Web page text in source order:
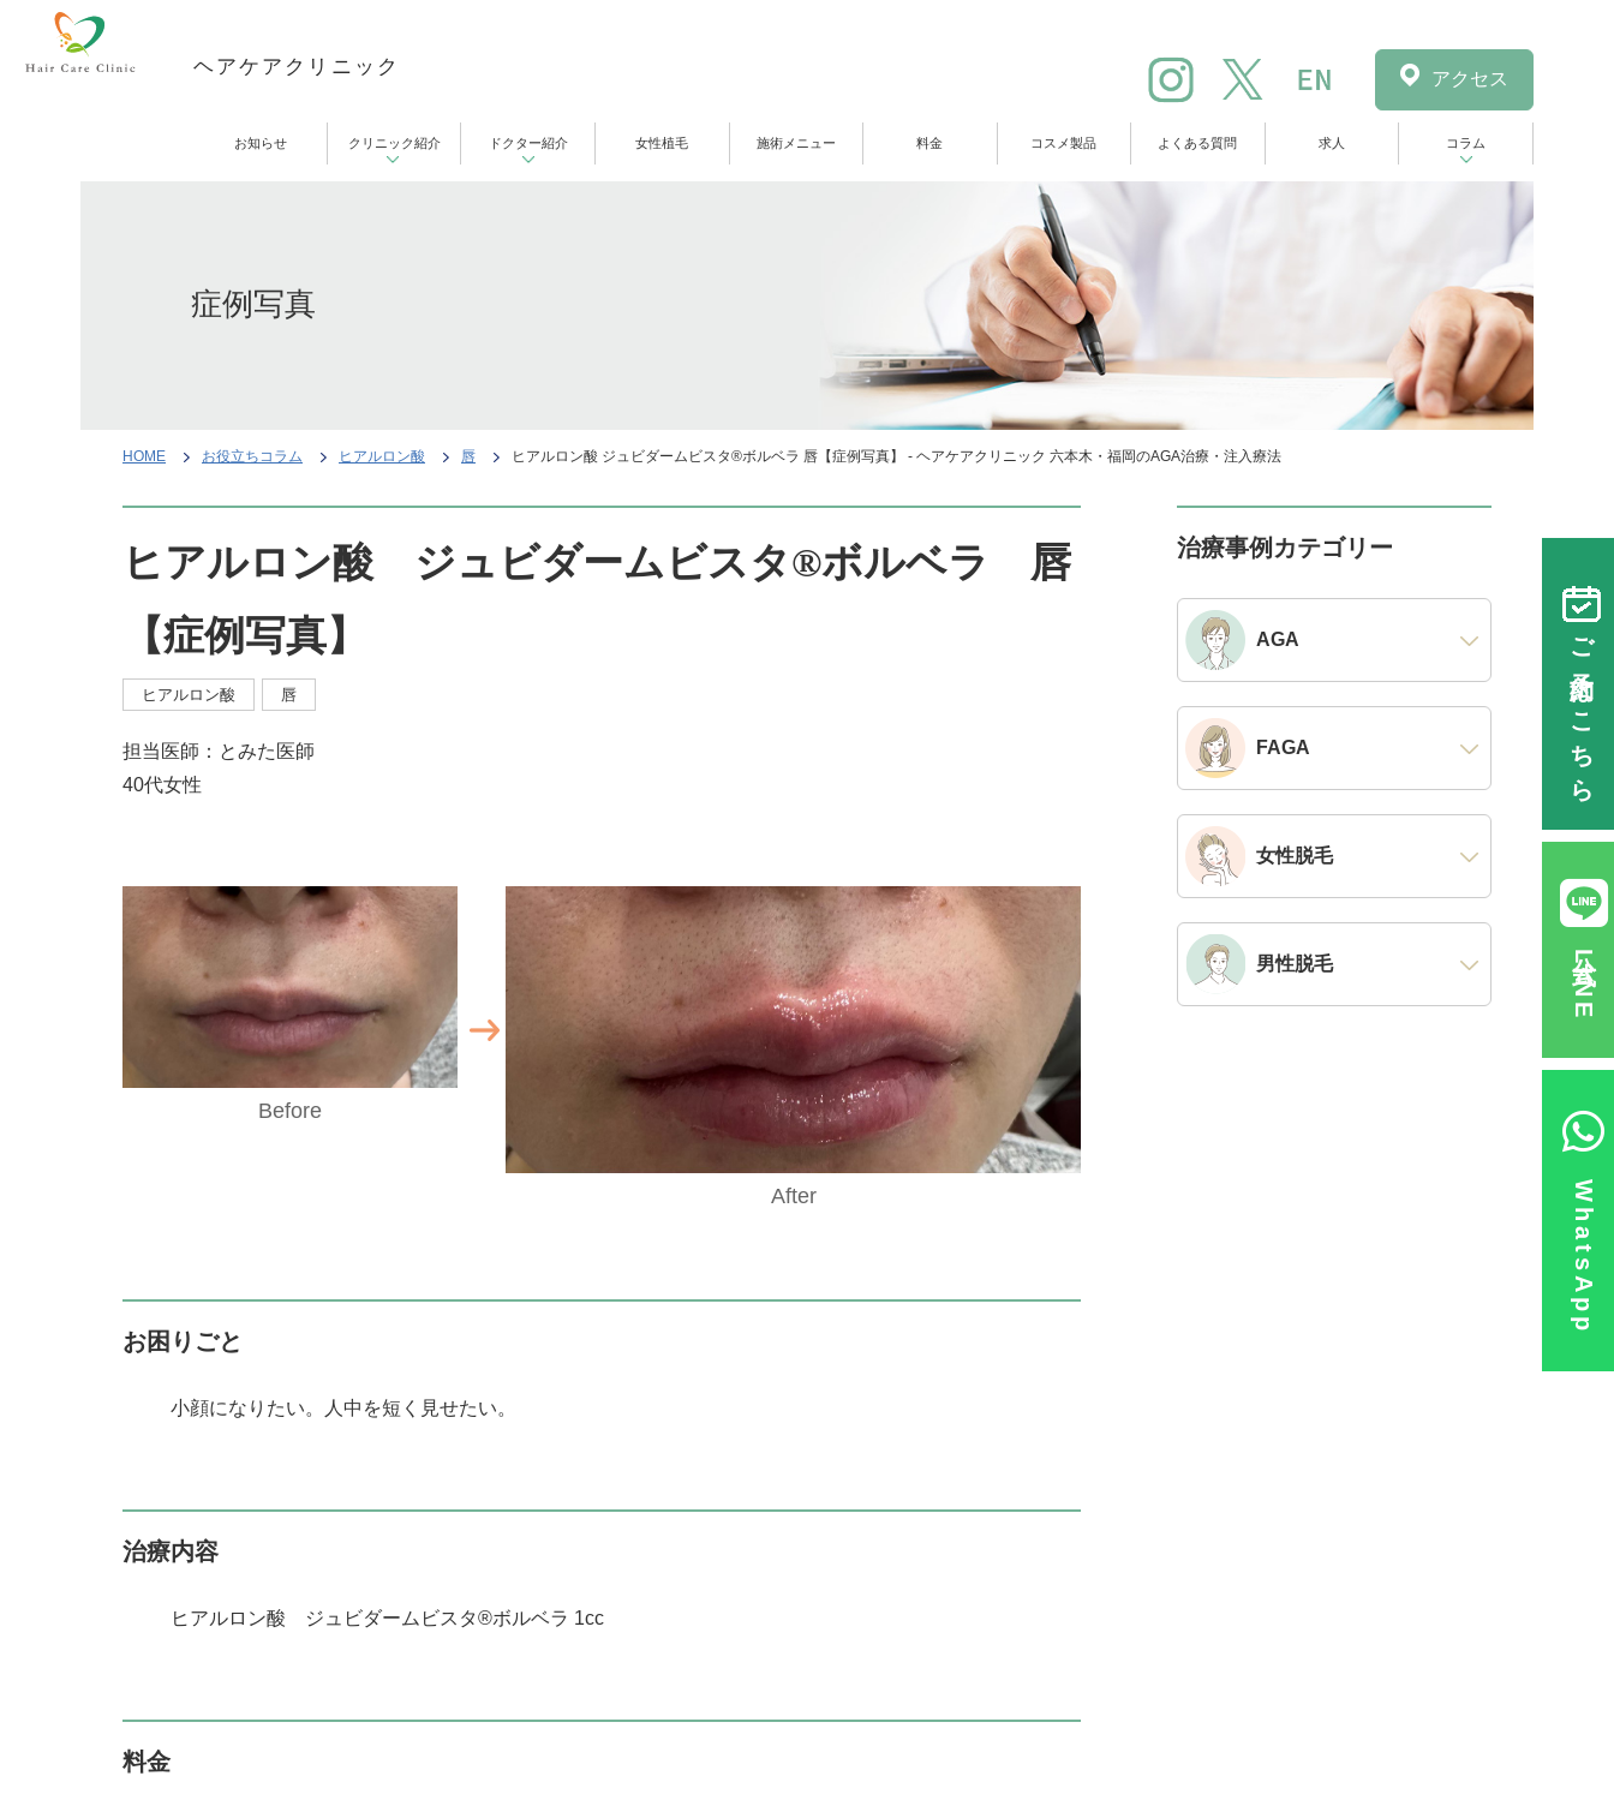
ヘアケアクリニック
アクセス
お知らせ クリニック紹介 ドクター紹介 女性植毛 施術メニュー 料金 コスメ製品 よくある質問 求人 コラム
症例写真
HOME お役立ちコラム ヒアルロン酸 唇 ヒアルロン酸 ジュビダームビスタ®ボルベラ 唇【症例写真】 - ヘアケアクリニック 六本木・福岡のAGA治療・注入療法
ヒアルロン酸 ジュビダームビスタ®ボルベラ 唇
【症例写真】
ヒアルロン酸 唇
担当医師：とみた医師
40代女性
Before
After
お困りごと
小顔になりたい。人中を短く見せたい。
治療内容
ヒアルロン酸 ジュビダームビスタ®ボルベラ 1cc
料金
治療事例カテゴリー
AGA
FAGA
女性脱毛
男性脱毛
ご予約はこちら
公式LINE
WhatsApp